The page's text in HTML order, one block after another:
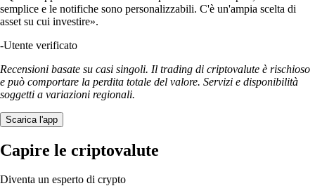
semplice e le notifiche sono personalizzabili. C'è un'ampia scelta di
asset su cui investire».
-Utente verificato
Recensioni basate su casi singoli. Il trading di criptovalute è rischioso
e può comportare la perdita totale del valore. Servizi e disponibilità
soggetti a variazioni regionali.
Scarica l'app
Capire le criptovalute
Diventa un esperto di crypto